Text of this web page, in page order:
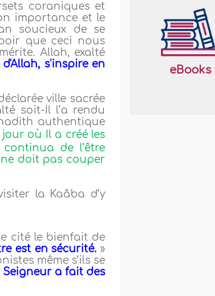
coraniques et
importance et le
soucieux de se
que ceci nous
Allah, exalté
s'inspire en
ville sacrée
soit-Il l’a rendu
authentique
jour où Il a créé les
de l’être
doit pas couper
la Kaâba d’y
cité le bienfait de
est en sécurité.»
même s’ils se
a fait des
eBooks